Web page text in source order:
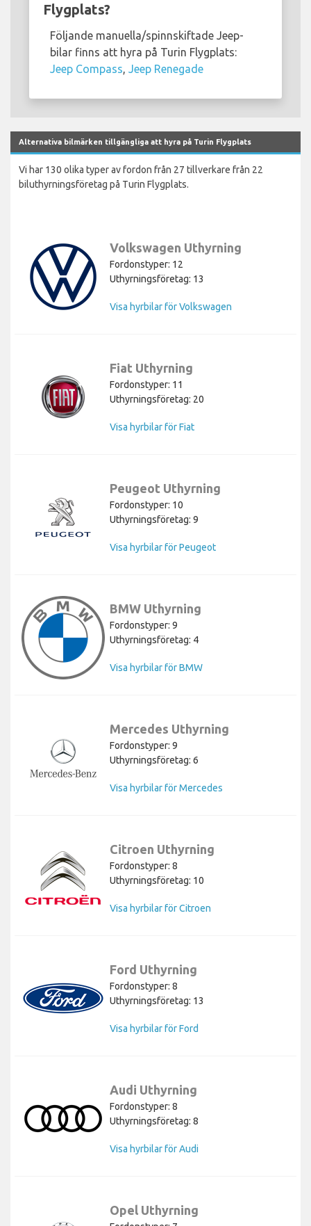
Flygplats?
Följande manuella/spinnskiftade Jeep-
bilar finns att hyra på Turin Flygplats:
Jeep Compass
Jeep Renegade
Alternativa bilmärken tillgängliga att hyra på Turin Flygplats
Vi har 130 olika typer av fordon från 27 tillverkare från 22
biluthyrningsföretag på Turin Flygplats.
Volkswagen Uthyrning
Fordonstyper: 12
Uthyrningsföretag: 13
Visa hyrbilar för Volkswagen
Fiat Uthyrning
Fordonstyper: 11
Uthyrningsföretag: 20
Visa hyrbilar för Fiat
Peugeot Uthyrning
Fordonstyper: 10
Uthyrningsföretag: 9
Visa hyrbilar för Peugeot
BMW Uthyrning
Fordonstyper: 9
Uthyrningsföretag: 4
Visa hyrbilar för BMW
Mercedes Uthyrning
Fordonstyper: 9
Uthyrningsföretag: 6
Visa hyrbilar för Mercedes
Citroen Uthyrning
Fordonstyper: 8
Uthyrningsföretag: 10
Visa hyrbilar för Citroen
Ford Uthyrning
Fordonstyper: 8
Uthyrningsföretag: 13
Visa hyrbilar för Ford
Audi Uthyrning
Fordonstyper: 8
Uthyrningsföretag: 8
Visa hyrbilar för Audi
Opel Uthyrning